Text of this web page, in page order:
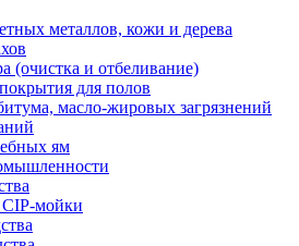
металлов, кожи и дерева
(очистка и отбеливание)
для полов
масло-жировых загрязнений
ям
мойки